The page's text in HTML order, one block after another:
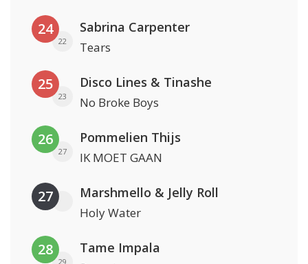
24
22
Sabrina Carpenter
Tears
25
23
Disco Lines & Tinashe
No Broke Boys
26
27
Pommelien Thijs
IK MOET GAAN
27 Marshmello & Jelly Roll
Holy Water
28
29
Tame Impala